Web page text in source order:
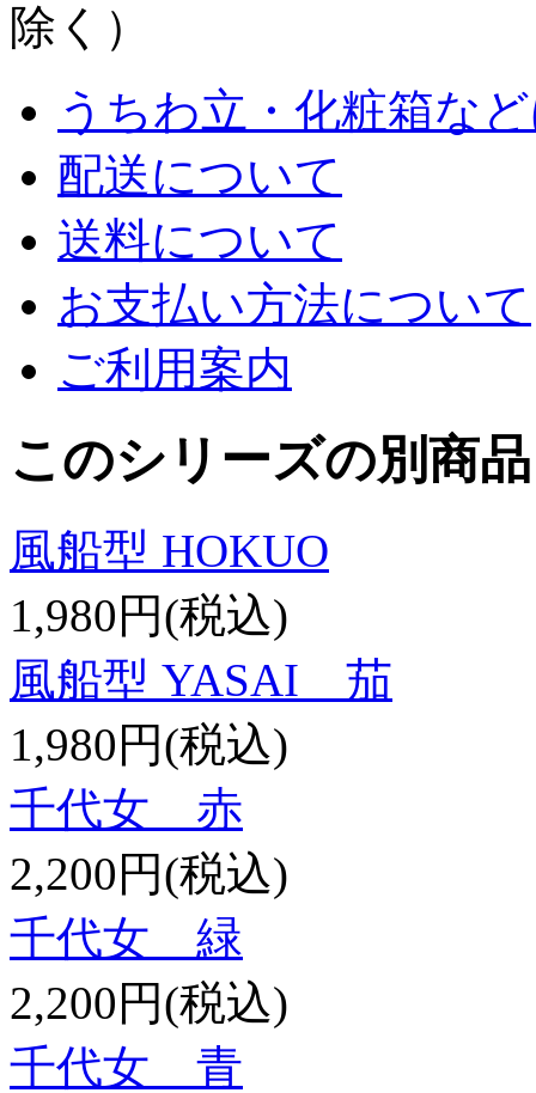
除く）
うちわ立・化粧箱な
配送について
送料について
お支払い方法について
ご利用案内
このシリーズの別商品
風船型 HOKUO
1,980円(税込)
風船型 YASAI 茄
1,980円(税込)
千代女 赤
2,200円(税込)
千代女 緑
2,200円(税込)
千代女 青